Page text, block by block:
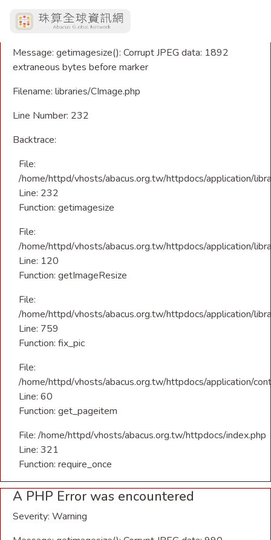
A PHP Error was encountered
Severity: Warning
Message: getimagesize(): Corrupt JPEG data: 1892
extraneous bytes before marker
Filename: libraries/CImage.php
Line Number: 232
Backtrace:
File:
/home/httpd/vhosts/abacus.org.tw/httpdocs/application/
Line: 232
Function: getimagesize
File:
/home/httpd/vhosts/abacus.org.tw/httpdocs/application/
Line: 120
Function: getImageResize
File:
/home/httpd/vhosts/abacus.org.tw/httpdocs/application/
Line: 759
Function: fix_pic
File:
/home/httpd/vhosts/abacus.org.tw/httpdocs/application/
Line: 60
Function: get_pageitem
File: /home/httpd/vhosts/abacus.org.tw/httpdocs/index.php
Line: 321
Function: require_once
A PHP Error was encountered
Severity: Warning